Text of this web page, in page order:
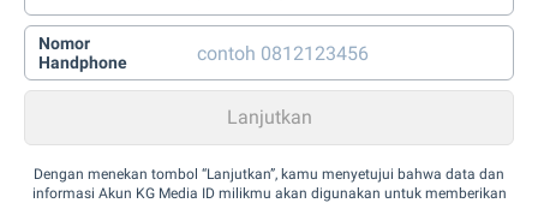
Nomor
Handphone
Dengan menekan tombol “Lanjutkan”, kamu menyetujui bahwa data dan
informasi Akun KG Media ID milikmu akan digunakan untuk memberikan